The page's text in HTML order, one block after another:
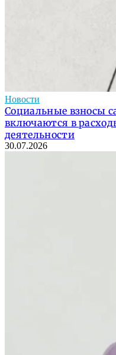
Новости
Социальные взносы
включаются в
деятельности
30.07.2026